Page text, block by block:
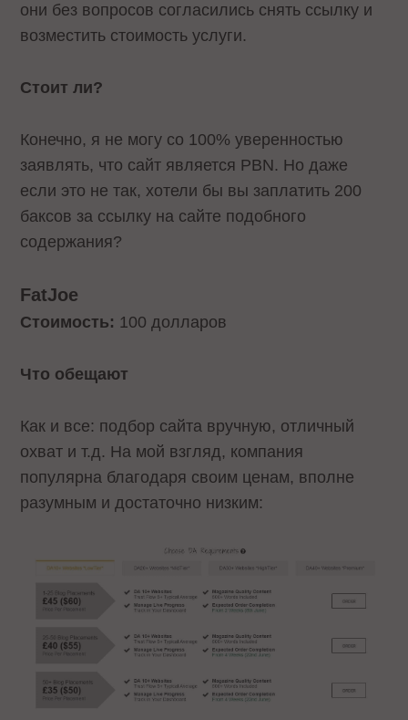
они без вопросов согласились снять ссылку и
возместить стоимость услуги.
Стоит ли?
Конечно, я не могу со 100% уверенностью
заявлять, что сайт является PBN. Но даже
если это не так, хотели бы вы заплатить 200
баксов за ссылку на сайте подобного
содержания?
FatJoe
Стоимость: 100 долларов
Что обещают
Как и все: подбор сайта вручную, отличный
охват и т.д. На мой взгляд, компания
популярна благодаря своим ценам, вполне
разумным и достаточно низким: